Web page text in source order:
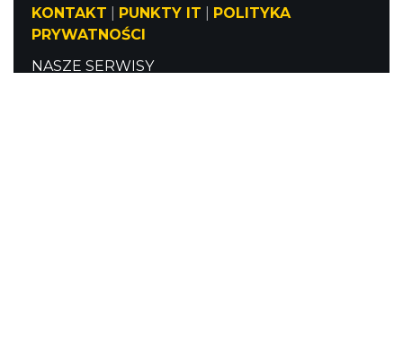
KONTAKT PUNKTY IT
POLITYKA
PRYWATNOŚCI
NASZE SERWISY